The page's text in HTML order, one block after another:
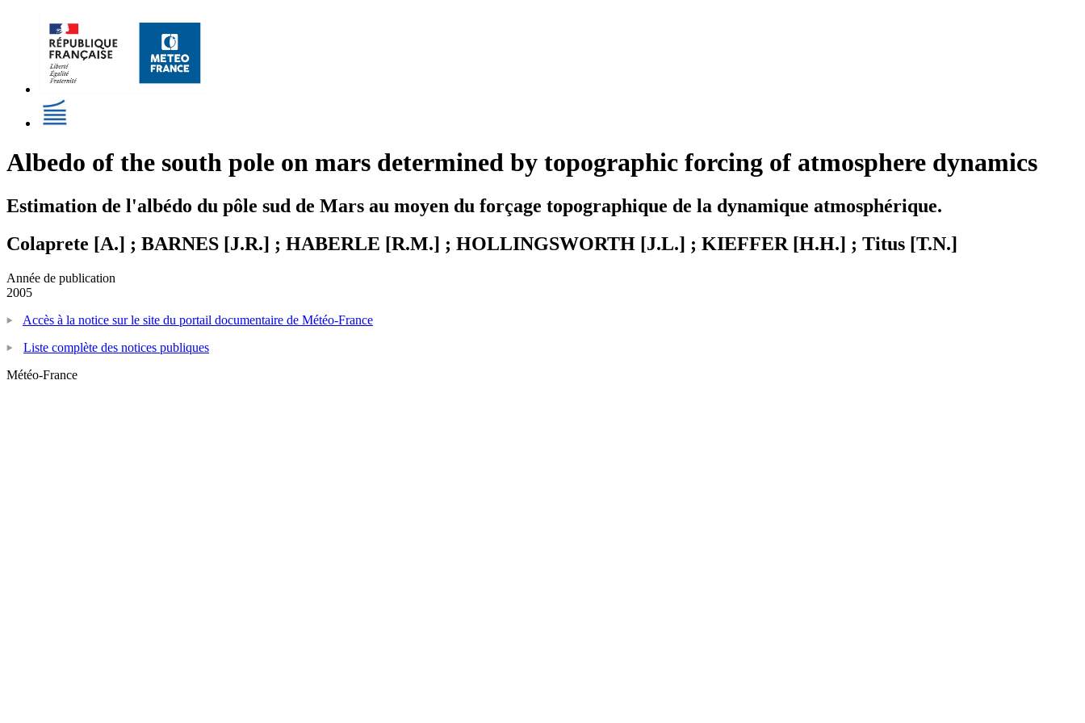
Albedo of the south pole on mars determined by topographic forcing of atmosphere dynamics
Estimation de l'albédo du pôle sud de Mars au moyen du forçage topographique de la dynamique atmosphérique.
Colaprete [A.] ; BARNES [J.R.] ; HABERLE [R.M.] ; HOLLINGSWORTH [J.L.] ; KIEFFER [H.H.] ; Titus [T.N.]
Année de publication
2005
Accès à la notice sur le site du portail documentaire de Météo-France
Liste complète des notices publiques
Météo-France